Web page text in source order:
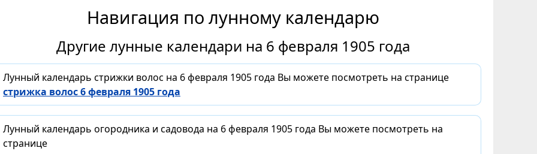
Навигация по лунному календарю
Другие лунные календари на 6 февраля 1905 года
Лунный календарь стрижки волос на 6 февраля 1905 года Вы можете посмотреть на странице
стрижка волос 6 февраля 1905 года
Лунный календарь огородника и садовода на 6 февраля 1905 года Вы можете посмотреть на
странице